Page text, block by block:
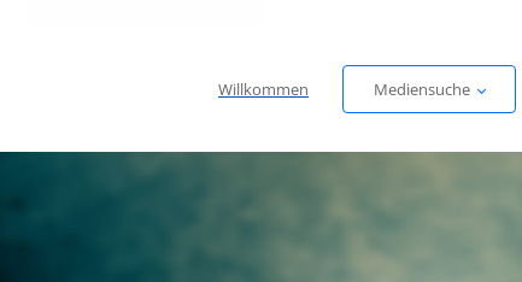
Willkommen Mediensuche